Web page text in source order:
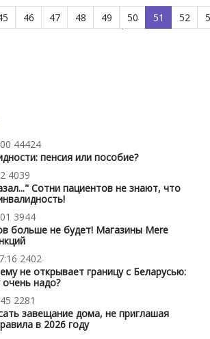
Страница 51 из 53
46 47 48 49 50 51 52
44424
пенсия или пособие?
4039
Сотни пациентов не знают, что
3944
больше не будет! Магазины Mere
2402
не открывает границу с Беларусью:
надо?
2281
завещание дома, не приглашая
в 2026 году